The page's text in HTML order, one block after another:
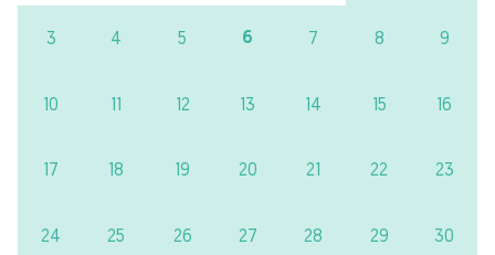
3 4 5 6 7 8 9
10 11 12 13 14 15 16
17 18 19 20 21 22 23
24 25 26 27 28 29 30